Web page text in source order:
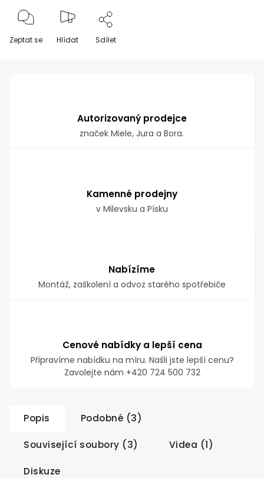
Zeptat se Hlídat Sdílet
Autorizovaný prodejce
značek Miele, Jura a Bora.
Kamenné prodejny
v Milevsku a Písku
Nabízíme
Montáž, zaškolení a odvoz starého spotřebiče
Cenové nabídky a lepší cena
Připravíme nabídku na míru. Našli jste lepší cenu?
Zavolejte nám +420 724 500 732
Popis Podobné (3)
Související soubory (3) Videa (1)
Diskuze